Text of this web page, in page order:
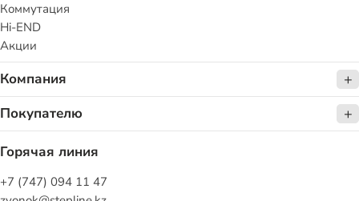
Коммутация
Hi-END
Акции
Компания
Покупателю
Горячая линия
+7 (747) 094 11 47